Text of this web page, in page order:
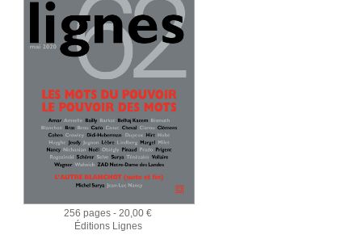
256 pages - 20,00 €
Éditions Lignes